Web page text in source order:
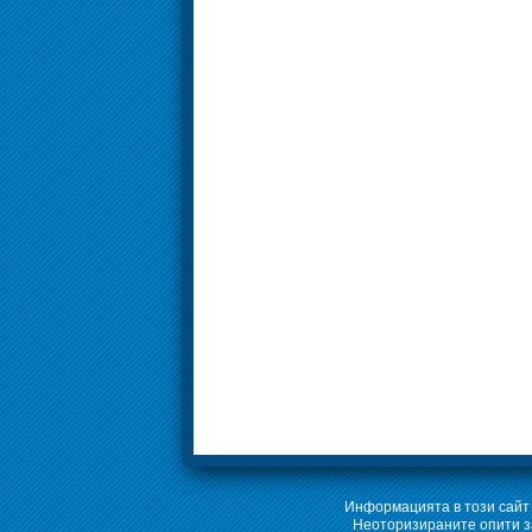
Информацията в този
Неоторизираните опити